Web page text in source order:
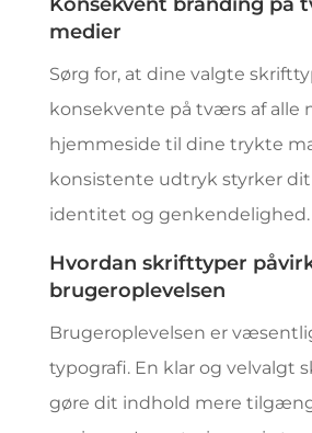
medier
Sørg for, at dine valgte
konsekvente på tværs af alle
hjemmeside til dine trykte
konsistente udtryk styrker
identitet og genkendelighed.
Hvordan skrifttyper
brugeroplevelsen
Brugeroplevelsen er
typografi. En klar og velvalgt
gøre dit indhold mere